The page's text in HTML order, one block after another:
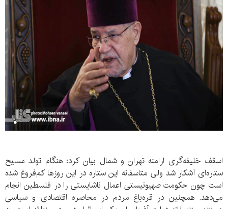
اسقف خلیفه‌گری ارامنه تهران و شمال بیان کرد: هنگام تولد مسیح
ستاره‌ای آشکار شد ولی متاسفانه این ستاره در این روزها کم‌فروغ شده
است چون حکومت صهیونیستی اعمال ناشایستی را در فلسطین انجام
می‌دهد. همچنین در قره‌باغ مردم در محاصره اقتصادی و سیاسی